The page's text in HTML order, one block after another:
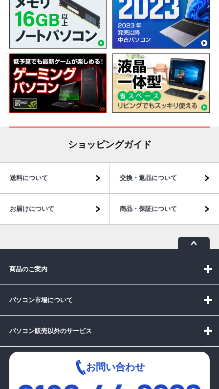
ショッピングガイド
送料について 交換・返品について
お届けについて 商品・保証について
商品のご案内
パソコン市場について
パソコン販売以外のサービス
お問い合わせ